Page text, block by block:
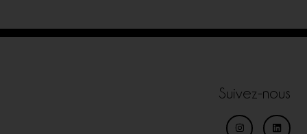
Suivez-nous